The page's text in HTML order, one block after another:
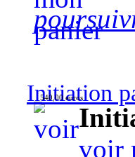
Initiation
540,00 euros
voir